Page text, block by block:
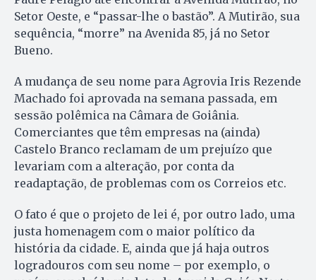
Setor Oeste, e “passar-lhe o bastão”. A Mutirão, sua
sequência, “morre” na Avenida 85, já no Setor
Bueno.
A mudança de seu nome para Agrovia Iris Rezende
Machado foi aprovada na semana passada, em
sessão polêmica na Câmara de Goiânia.
Comerciantes que têm empresas na (ainda)
Castelo Branco reclamam de um prejuízo que
levariam com a alteração, por conta da
readaptação, de problemas com os Correios etc.
O fato é que o projeto de lei é, por outro lado, uma
justa homenagem com o maior político da
história da cidade. E, ainda que já haja outros
logradouros com seu nome – por exemplo, o